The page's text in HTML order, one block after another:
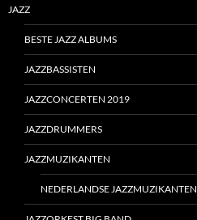
JAZZ
BESTE JAZZ ALBUMS
JAZZBASSISTEN
JAZZCONCERTEN 2019
JAZZDRUMMERS
JAZZMUZIKANTEN
NEDERLANDSE JAZZMUZIKANTEN